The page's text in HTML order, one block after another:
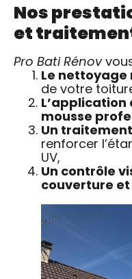
Nos
et
Pro Bati Rénov
Le nettoyage
de votre
mousse
Un
renforcer
UV,
Un contrôle
couverture